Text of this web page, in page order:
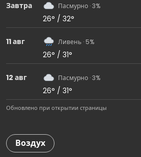
Завтра Пасмурно · 3%
26° / 32°
11 авг Ливень · 5%
26° / 31°
12 авг Пасмурно · 3%
26° / 31°
Обновлено при открытии страницы
Воздух